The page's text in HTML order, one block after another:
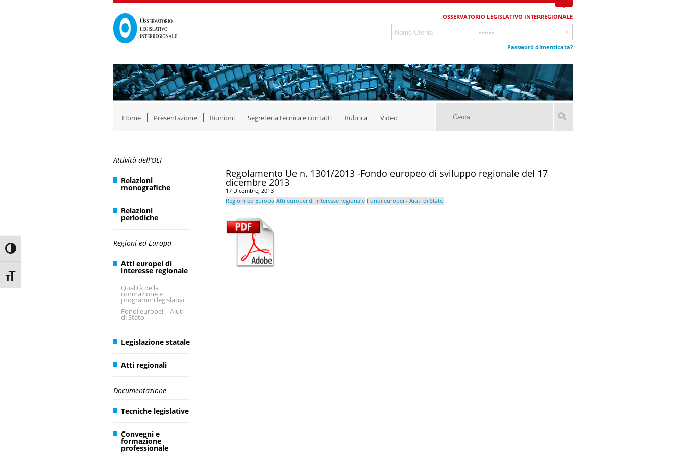
Toggle High Contrast
Toggle Font size
OSSERVATORIO LEGISLATIVO INTERREGIONALE
Password dimenticata?
Home Presentazione Riunioni Segreteria tecnica e contatti Rubrica Video
Attività dell’OLI
Relazioni
monografiche
Relazioni
periodiche
Regioni ed Europa
Atti europei di
interesse regionale
Qualità della
normazione e
programmi legislativi
Fondi europei – Aiuti
di Stato
Legislazione statale
Atti regionali
Documentazione
Tecniche legislative
Convegni e
formazione
professionale
Regolamento Ue n. 1301/2013 -Fondo europeo di sviluppo regionale del 17
dicembre 2013
17 Dicembre, 2013
Regioni ed Europa Atti europei di interesse regionale Fondi europei - Aiuti di Stato